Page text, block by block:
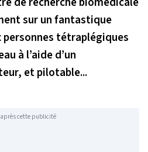
sur un fantastique
tétraplégiques
à l’aide d’un
et pilotable...
cette publicité